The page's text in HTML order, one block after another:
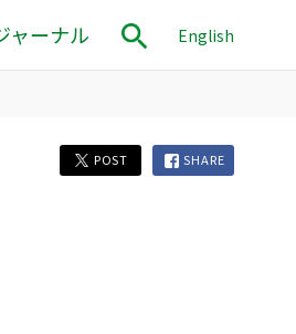
ャーナル English
POST SHARE